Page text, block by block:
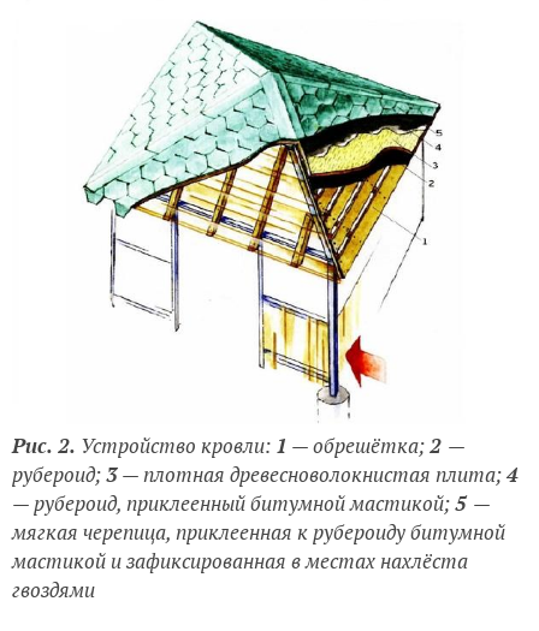
Рис. 2. Устройство кровли: 1 — обрешётка;2 —
рубероид;3— плотная древесноволокнистая плита;4
— рубероид, приклеенный битумной мастикой;5 —
мягкая черепица, приклеенная к рубероиду битумной
мастикой и зафиксированная в местах нахлёста
гвоздями